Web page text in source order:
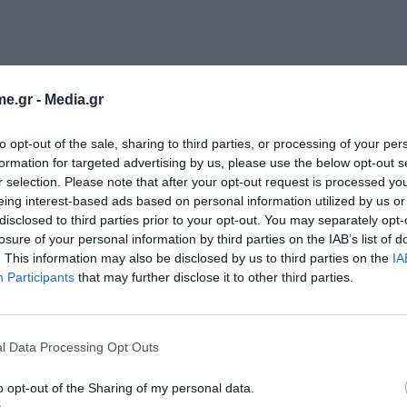
- Media.gr
opt-out of the sale, sharing to third parties, or processing of your
for targeted advertising by us, please use the below opt-out
selection. Please note that after your opt-out request is processed
interest-based ads based on personal information utilized by us
to third parties prior to your opt-out. You may separately
of your personal information by third parties on the IAB’s list of
This information may also be disclosed by us to third parties on the
Participants that may further disclose it to other third parties.
Data Processing Opt Outs
opt-out of the Sharing of my personal data.
τα κίνητρα κατανάλωσης, τις στάσεις των
επιλογών έτοιμου φαγητού από τα